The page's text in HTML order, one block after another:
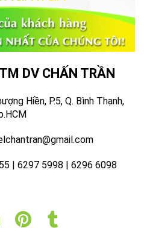
DV CHẤN TRẦN
Hiền, P.5, Q. Bình Thạnh,
| 6297 5998 | 6296 6098